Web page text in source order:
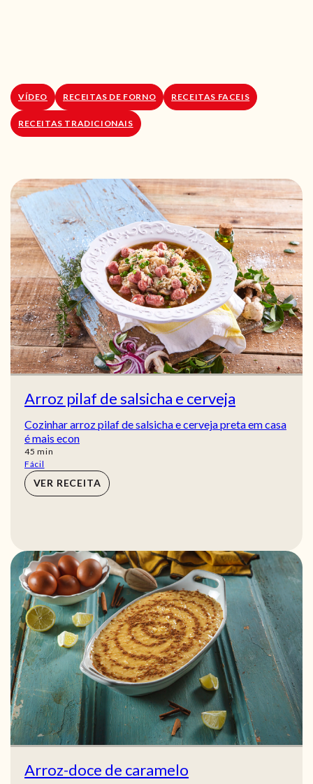
VÍDEO RECEITAS DE FORNO RECEITAS FACEIS
RECEITAS TRADICIONAIS
Arroz pilaf de salsicha e cerveja
Cozinhar arroz pilaf de salsicha e cerveja preta em casa
é mais econ
45 min
min
Fácil
VER RECEITA
Arroz-doce de caramelo